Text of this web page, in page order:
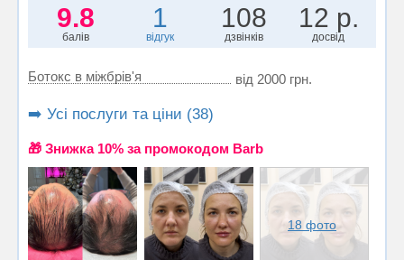
9.8
балів
1
відгук
108
дзвінків
12 р.
досвід
Ботокс в міжбрів'я від 2000 грн.
➡️ Усі послуги та ціни (38)
🎁 Знижка 10% за промокодом Barb
18 фото